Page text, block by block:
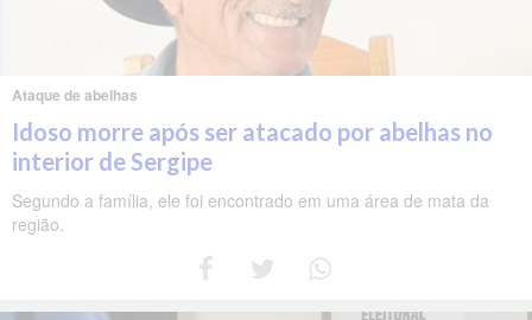
Ataque de abelhas
Idoso morre após ser atacado por abelhas no
interior de Sergipe
Segundo a família, ele foi encontrado em uma área de mata da
região.